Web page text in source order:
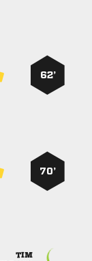
62’
70’
